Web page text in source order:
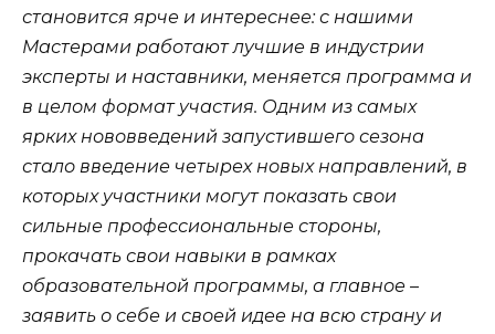
становится ярче и интереснее: с нашими
Мастерами работают лучшие в индустрии
эксперты и наставники, меняется программа и
в целом формат участия. Одним из самых
ярких нововведений запустившего сезона
стало введение четырех новых направлений, в
которых участники могут показать свои
сильные профессиональные стороны,
прокачать свои навыки в рамках
образовательной программы, а главное –
заявить о себе и своей идее на всю страну и